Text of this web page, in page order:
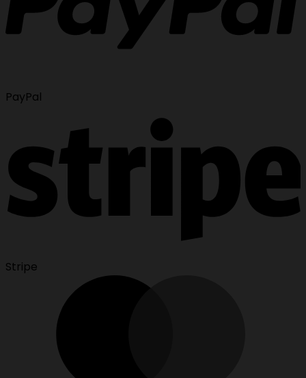
PayPal
Stripe